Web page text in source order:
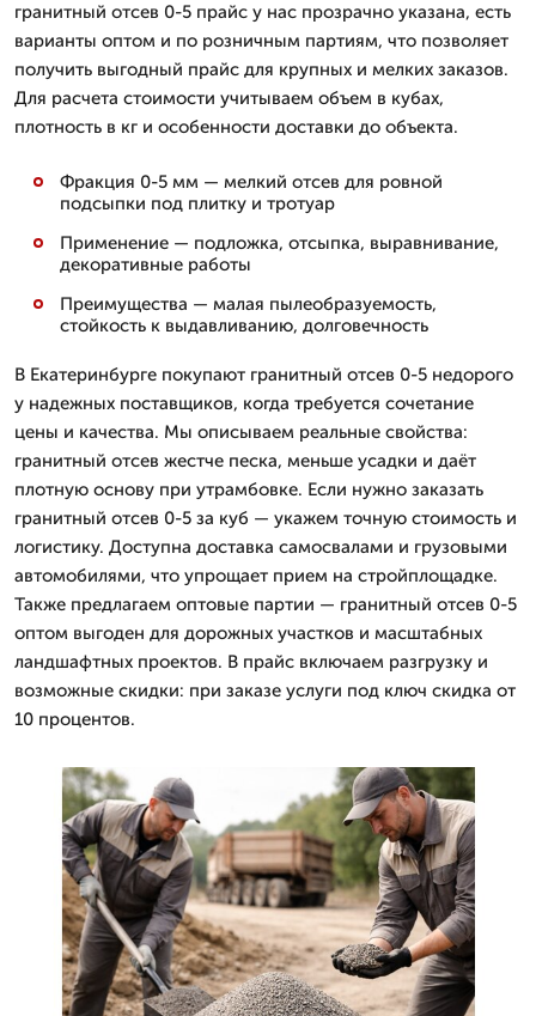
гранитный отсев 0-5 прайс у нас прозрачно указана, есть
варианты оптом и по розничным партиям, что позволяет
получить выгодный прайс для крупных и мелких заказов.
Для расчета стоимости учитываем объем в кубах,
плотность в кг и особенности доставки до объекта.
Фракция 0-5 мм — мелкий отсев для ровной
подсыпки под плитку и тротуар
Применение — подложка, отсыпка, выравнивание,
декоративные работы
Преимущества — малая пылеобразуемость,
стойкость к выдавливанию, долговечность
В Екатеринбурге покупают гранитный отсев 0-5 недорого
у надежных поставщиков, когда требуется сочетание
цены и качества. Мы описываем реальные свойства:
гранитный отсев жестче песка, меньше усадки и даёт
плотную основу при утрамбовке. Если нужно заказать
гранитный отсев 0-5 за куб — укажем точную стоимость и
логистику. Доступна доставка самосвалами и грузовыми
автомобилями, что упрощает прием на стройплощадке.
Также предлагаем оптовые партии — гранитный отсев 0-5
оптом выгоден для дорожных участков и масштабных
ландшафтных проектов. В прайс включаем разгрузку и
возможные скидки: при заказе услуги под ключ скидка от
10 процентов.